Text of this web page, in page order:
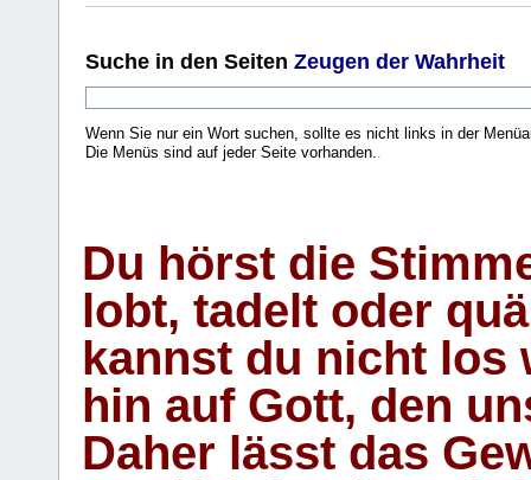
Suche in den Seiten Zeugen der Wahrheit
Wenn Sie nur ein Wort suchen, sollte es nicht links in der
Die Menüs sind auf jeder Seite vorhanden.
Du hörst die
lobt, tadelt oder
kannst du nicht los
hin auf Gott, den
Daher lässt das